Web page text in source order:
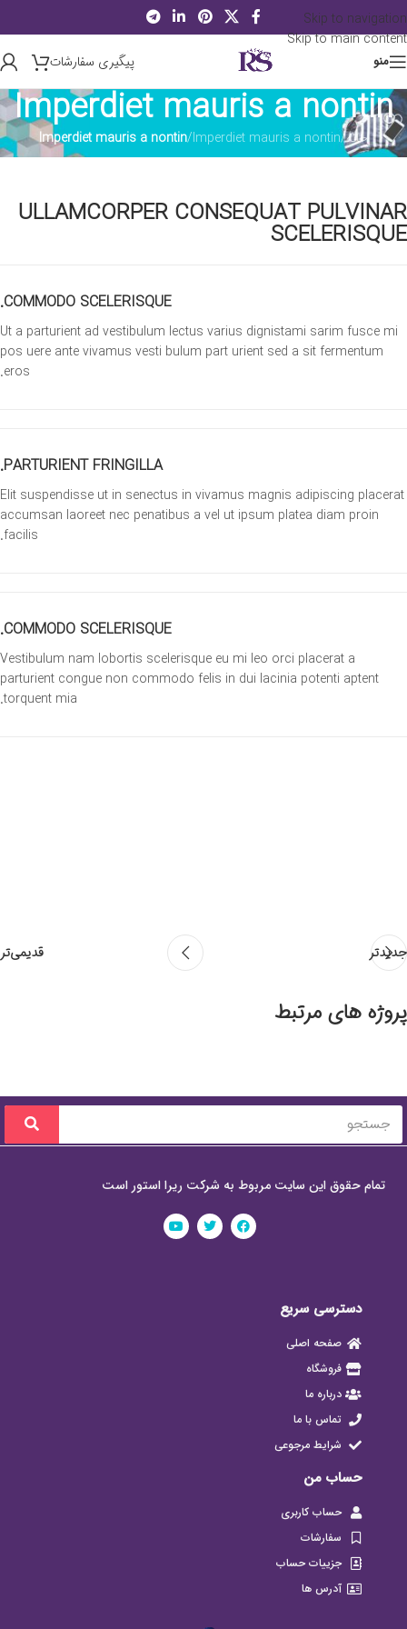
Skip to navigation
Skip to main content
منو پیگیری سفارشات
Imperdiet mauris a nontin
خانه/
Imperdiet mauris a nontin
/
Imperdiet mauris a nontin
ULLAMCORPER CONSEQUAT PULVINAR
SCELERISQUE
COMMODO SCELERISQUE.
Ut a parturient ad vestibulum lectus varius dignistami sarim fusce mi
pos uere ante vivamus vesti bulum part urient sed a sit fermentum
eros.
PARTURIENT FRINGILLA.
Elit suspendisse ut in senectus in vivamus magnis adipiscing placerat
accumsan laoreet nec penatibus a vel ut ipsum platea diam proin
facilis.
COMMODO SCELERISQUE.
Vestibulum nam lobortis scelerisque eu mi leo orci placerat a
parturient congue non commodo felis in dui lacinia potenti aptent
torquent mia.
جدیدتر قدیمی‌تر
پروژه های مرتبط
Accessories
Potenti parturient parturie
تمام حقوق این سایت مربوط به شرکت ریرا استور است
دسترسی سریع
صفحه اصلی
فروشگاه
درباره ما
تماس با ما
شرایط مرجوعی
حساب من
حساب کاربری
سفارشات
جزییات حساب
آدرس ها